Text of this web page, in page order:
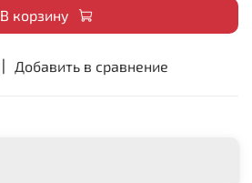
Добавить в сравнение
В корзину